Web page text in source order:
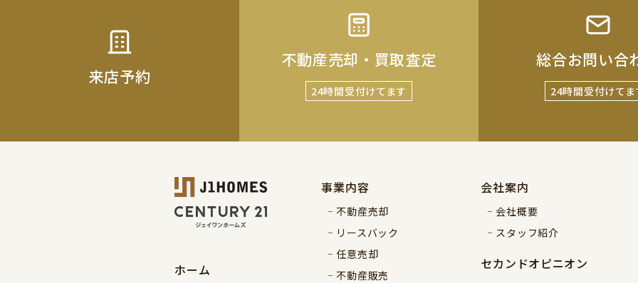
来店予約
不動産売却・買取査定
24時間受付けてます
総合お問い合
24時間受付けてま
ホーム
事業内容
不動産売却
リースバック
任意売却
不動産販売
会社案内
会社概要
スタッフ紹介
セカンドオピニオン